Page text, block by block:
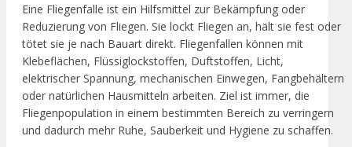
Eine Fliegenfalle ist ein Hilfsmittel zur Bekämpfung oder
Reduzierung von Fliegen. Sie lockt Fliegen an, hält sie fest oder
tötet sie je nach Bauart direkt. Fliegenfallen können mit
Klebeflächen, Flüssiglockstoffen, Duftstoffen, Licht,
elektrischer Spannung, mechanischen Einwegen, Fangbehältern
oder natürlichen Hausmitteln arbeiten. Ziel ist immer, die
Fliegenpopulation in einem bestimmten Bereich zu verringern
und dadurch mehr Ruhe, Sauberkeit und Hygiene zu schaffen.